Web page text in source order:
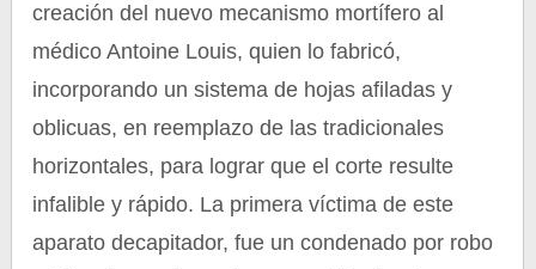
creación del nuevo mecanismo mortífero al
médico Antoine Louis, quien lo fabricó,
incorporando un sistema de hojas afiladas y
oblicuas, en reemplazo de las tradicionales
horizontales, para lograr que el corte resulte
infalible y rápido. La primera víctima de este
aparato decapitador, fue un condenado por robo